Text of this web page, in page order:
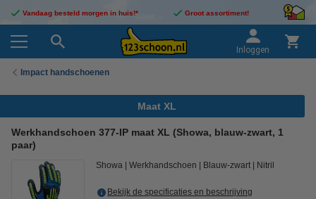
Vandaag besteld morgen in huis!* Groot assortiment!
Inloggen
Impact handschoenen
Maat XL
Werkhandschoen 377-IP maat XL (Showa, blauw-zwart, 1
paar)
Showa Werkhandschoen Blauw-zwart Nitril
Bekijk de specificaties en beschrijving